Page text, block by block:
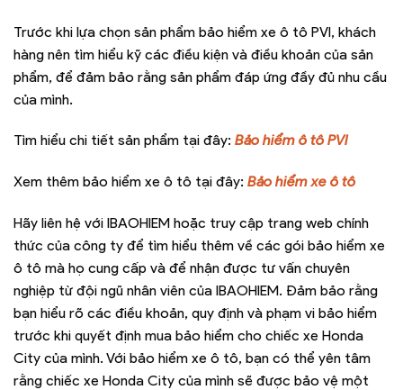
Trước khi lựa chọn sản phẩm bảo hiểm xe ô tô PVI, khách
hàng nên tìm hiểu kỹ các điều kiện và điều khoản của sản
phẩm, để đảm bảo rằng sản phẩm đáp ứng đầy đủ nhu cầu
của mình.
Tìm hiểu chi tiết sản phẩm tại đây: Bảo hiểm ô tô PVI
Xem thêm bảo hiểm xe ô tô tại đây: Bảo hiểm xe ô tô
Hãy liên hệ với IBAOHIEM hoặc truy cập trang web chính
thức của công ty để tìm hiểu thêm về các gói bảo hiểm xe
ô tô mà họ cung cấp và để nhận được tư vấn chuyên
nghiệp từ đội ngũ nhân viên của IBAOHIEM. Đảm bảo rằng
bạn hiểu rõ các điều khoản, quy định và phạm vi bảo hiểm
trước khi quyết định mua bảo hiểm cho chiếc xe Honda
City của mình. Với bảo hiểm xe ô tô, bạn có thể yên tâm
rằng chiếc xe Honda City của mình sẽ được bảo vệ một